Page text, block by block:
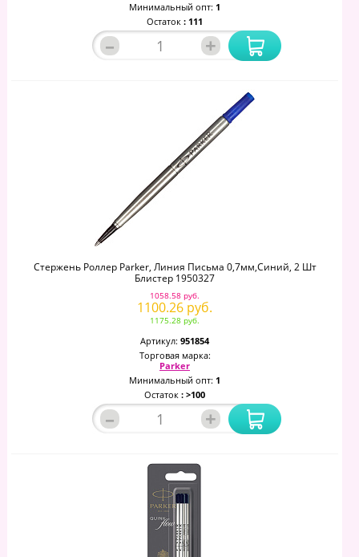
Минимальный опт: 1
Остаток : 111
– +
Стержень Роллер Parker, Линия Письма 0,7мм,синий, 2 Шт
Блистер 1950327
1058.58 руб.
1100.26 руб.
1175.28 руб.
Артикул: 951854
Торговая марка:
Parker
Минимальный опт: 1
Остаток : >100
– +